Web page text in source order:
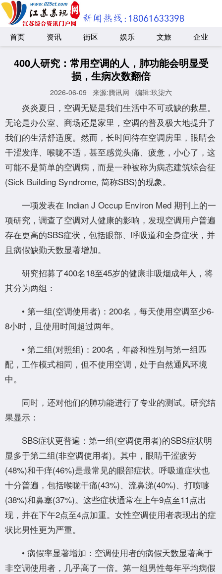
首页 资讯 街区 娱乐 文旅 企业
400人研究：常用空调的人，肺功能会明显受
损，生病次数翻倍
2026-06-09 来源:腾讯网 编辑:玖柒六
炎炎夏日，空调无疑是我们生活中不可或缺的救星。
无论是办公室、商场还是家里，空调的普及极大地提升了
我们的生活舒适度。然而，长时间待在空调房里，眼睛会
干涩发痒、喉咙不适，甚至感觉头痛、疲惫，小心了，这
可能不是简单的空调病，而是一种被称为病态建筑综合征
(Sick Building Syndrome, 简称SBS)的现象。
一项发表在 Indian J Occup Environ Med 期刊上的一
项研究，调查了空调对人健康的影响，发现空调用户普遍
存在更高的SBS症状，包括眼部、呼吸道和全身症状，并
且病假缺勤天数显著增加。
研究招募了400名18至45岁的健康非吸烟成年人，将
其分为两组：
• 第一组(空调使用者)：200名，每天使用空调至少6-
8小时，且使用时间超过两年。
• 第二组(对照组)：200名，年龄和性别与第一组匹
配，工作模式相同，但不使用空调，处于自然通风环境
中。
同时，还对他们的肺功能进行了专业的测试。研究结
果显示：
SBS症状更普遍：第一组(空调使用者)的SBS症状明
显多于第二组(非空调使用者)。其中，眼睛干涩疲劳
(48%)和干痒(46%)是最常见的眼部症状。呼吸道症状也
十分普遍，包括喉咙干痛(43%)、流鼻涕(40%)、打喷嚏
(38%)和鼻塞(37%)。这些症状通常在上午9点至11点出
现，并在下午2点至4点加重。女性空调使用者表现出的症
状比男性更为严重。
• 病假率显著增加：空调使用者的病假天数显著高于
非空调使用者，几乎高了一倍。第一组男性每年平均病假